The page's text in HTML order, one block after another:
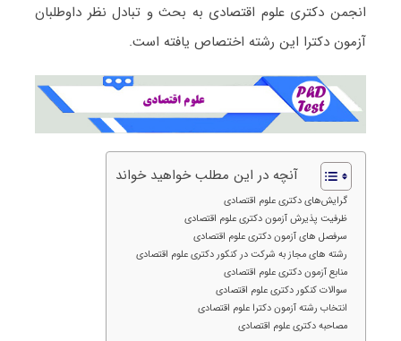
انجمن دکتری علوم اقتصادی به بحث و تبادل نظر داوطلبان
آزمون دکترا این رشته اختصاص یافته است.
آنچه در این مطلب خواهید خواند
گرایش‌های دکتری علوم اقتصادی
ظرفیت پذیرش آزمون دکتری علوم اقتصادی
سرفصل های آزمون دکتری علوم اقتصادی
رشته های مجاز به شرکت در کنکور دکتری علوم اقتصادی
منابع آزمون دکتری علوم اقتصادی
سوالات کنکور دکتری علوم اقتصادی
انتخاب رشته آزمون دکترا علوم اقتصادی
مصاحبه دکتری علوم اقتصادی